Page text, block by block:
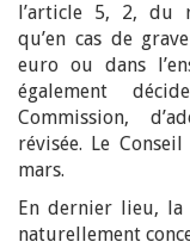
l’article 5, 2, du
qu’en cas de
euro ou dans
également
Commission,
révisée. Le
mars.
En dernier lieu, la
naturellement